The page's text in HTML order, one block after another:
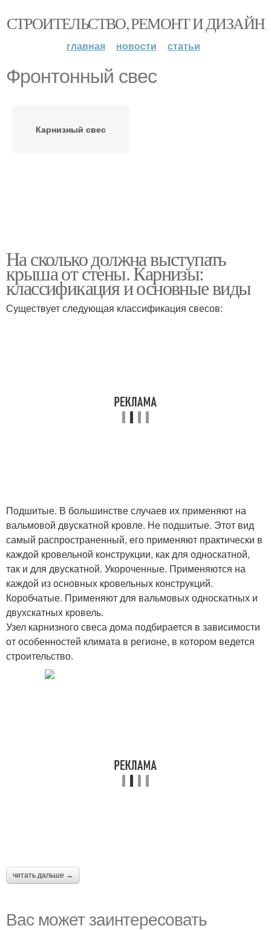
СТРОИТЕЛЬСТВО, РЕМОНТ И ДИЗАЙН
главная новости статьи
Фронтонный свес
Карнизный свес
На сколько должна выступать
крыша от стены. Карнизы:
классификация и основные виды
Существует следующая классификация свесов:
Подшитые. В большинстве случаев их применяют на
вальмовой двускатной кровле. Не подшитые. Этот вид
самый распространенный, его применяют практически в
каждой кровельной конструкции, как для односкатной,
так и для двускатной. Укороченные. Применяются на
каждой из основных кровельных конструкций.
Коробчатые. Применяют для вальмовых односкатных и
двухскатных кровель.
Узел карнизного свеса дома подбирается в зависимости
от особенностей климата в регионе, в котором ведется
строительство.
читать дальше →
Вас может заинтересовать